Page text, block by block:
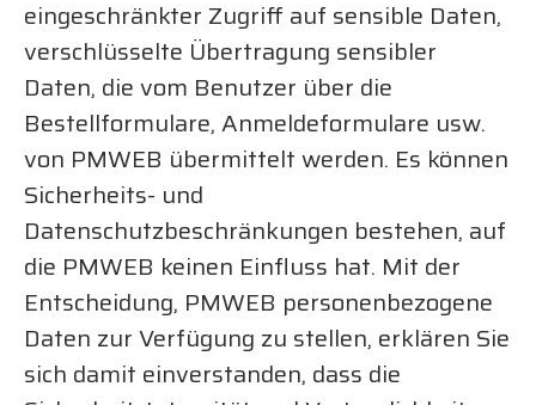
eingeschränkter Zugriff auf sensible Daten,
verschlüsselte Übertragung sensibler
Daten, die vom Benutzer über die
Bestellformulare, Anmeldeformulare usw.
von PMWEB übermittelt werden. Es können
Sicherheits- und
Datenschutzbeschränkungen bestehen, auf
die PMWEB keinen Einfluss hat. Mit der
Entscheidung, PMWEB personenbezogene
Daten zur Verfügung zu stellen, erklären Sie
sich damit einverstanden, dass die